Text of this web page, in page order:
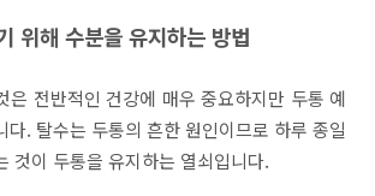
위해 수분을 유지하는 방법
은 전반적인 건강에 매우 중요하지만 두통 예
다. 탈수는 두통의 흔한 원인이므로 하루 종일
것이 두통을 유지하는 열쇠입니다.